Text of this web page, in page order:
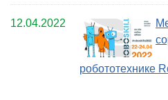
12.04.2022
робототехнике